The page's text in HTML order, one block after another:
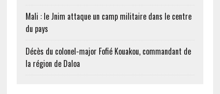
Mali : le Jnim attaque un camp militaire dans le centre
du pays
Décès du colonel-major Fofié Kouakou, commandant de
la région de Daloa